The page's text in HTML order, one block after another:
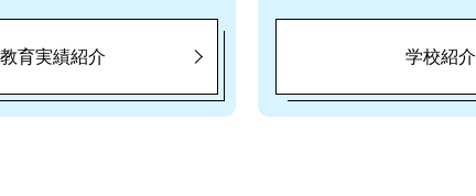
教育実績紹介 学校紹介